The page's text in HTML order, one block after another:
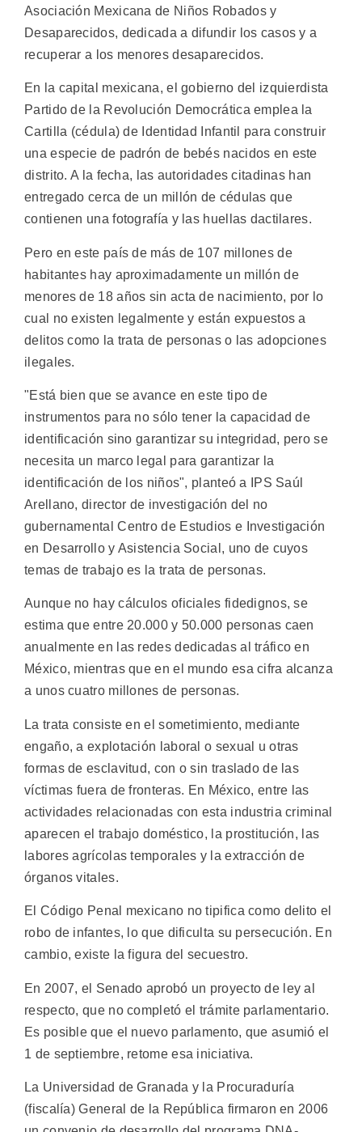
Asociación Mexicana de Niños Robados y
Desaparecidos, dedicada a difundir los casos y a
recuperar a los menores desaparecidos.
En la capital mexicana, el gobierno del izquierdista
Partido de la Revolución Democrática emplea la
Cartilla (cédula) de Identidad Infantil para construir
una especie de padrón de bebés nacidos en este
distrito. A la fecha, las autoridades citadinas han
entregado cerca de un millón de cédulas que
contienen una fotografía y las huellas dactilares.
Pero en este país de más de 107 millones de
habitantes hay aproximadamente un millón de
menores de 18 años sin acta de nacimiento, por lo
cual no existen legalmente y están expuestos a
delitos como la trata de personas o las adopciones
ilegales.
"Está bien que se avance en este tipo de
instrumentos para no sólo tener la capacidad de
identificación sino garantizar su integridad, pero se
necesita un marco legal para garantizar la
identificación de los niños", planteó a IPS Saúl
Arellano, director de investigación del no
gubernamental Centro de Estudios e Investigación
en Desarrollo y Asistencia Social, uno de cuyos
temas de trabajo es la trata de personas.
Aunque no hay cálculos oficiales fidedignos, se
estima que entre 20.000 y 50.000 personas caen
anualmente en las redes dedicadas al tráfico en
México, mientras que en el mundo esa cifra alcanza
a unos cuatro millones de personas.
La trata consiste en el sometimiento, mediante
engaño, a explotación laboral o sexual u otras
formas de esclavitud, con o sin traslado de las
víctimas fuera de fronteras. En México, entre las
actividades relacionadas con esta industria criminal
aparecen el trabajo doméstico, la prostitución, las
labores agrícolas temporales y la extracción de
órganos vitales.
El Código Penal mexicano no tipifica como delito el
robo de infantes, lo que dificulta su persecución. En
cambio, existe la figura del secuestro.
En 2007, el Senado aprobó un proyecto de ley al
respecto, que no completó el trámite parlamentario.
Es posible que el nuevo parlamento, que asumió el
1 de septiembre, retome esa iniciativa.
La Universidad de Granada y la Procuraduría
(fiscalía) General de la República firmaron en 2006